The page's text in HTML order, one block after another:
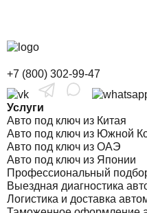
+7 (800) 302-99-47
Услуги
Авто под ключ из Китая
Авто под ключ из Южной
Авто под ключ из ОАЭ
Авто под ключ из Японии
Профессиональный
Выездная диагностика
Логистика и доставка